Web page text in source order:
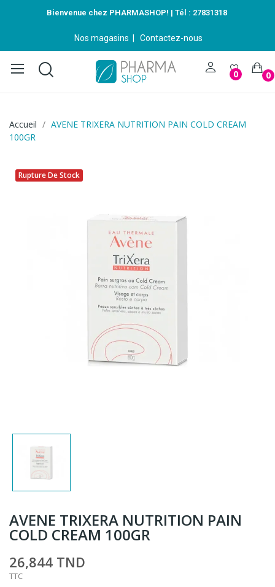
Bienvenue chez PHARMASHOP! | Tél : 27831318
Nos magasins Contactez-nous
0 0
Accueil
AVENE TRIXERA NUTRITION PAIN COLD CREAM
100GR
Rupture De Stock
AVENE TRIXERA NUTRITION PAIN
COLD CREAM 100GR
26,844 TND
TTC